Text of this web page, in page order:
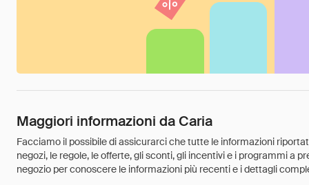
Maggiori informazioni da Caria
Facciamo il possibile di assicurarci che tutte le informazioni
negozi, le regole, le offerte, gli sconti, gli incentivi e i programmi a
negozio per conoscere le informazioni più recenti e i dettagli